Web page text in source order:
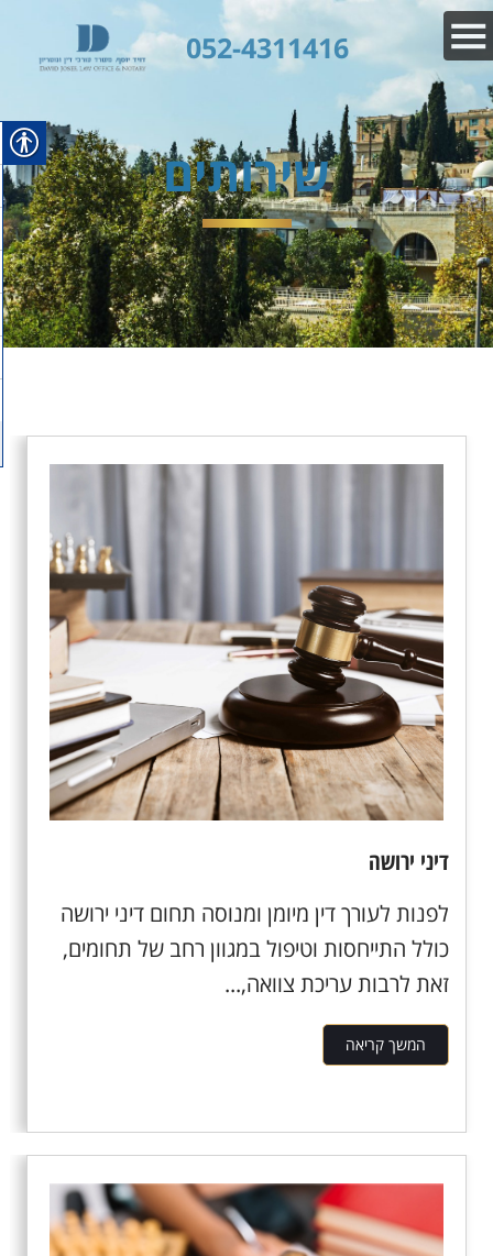
052-4311416
שירותים
דיני ירושה
לפנות לעורך דין מיומן ומנוסה תחום דיני ירושה
כולל התייחסות וטיפול במגוון רחב של תחומים,
זאת לרבות עריכת צוואה,...
המשך קריאה